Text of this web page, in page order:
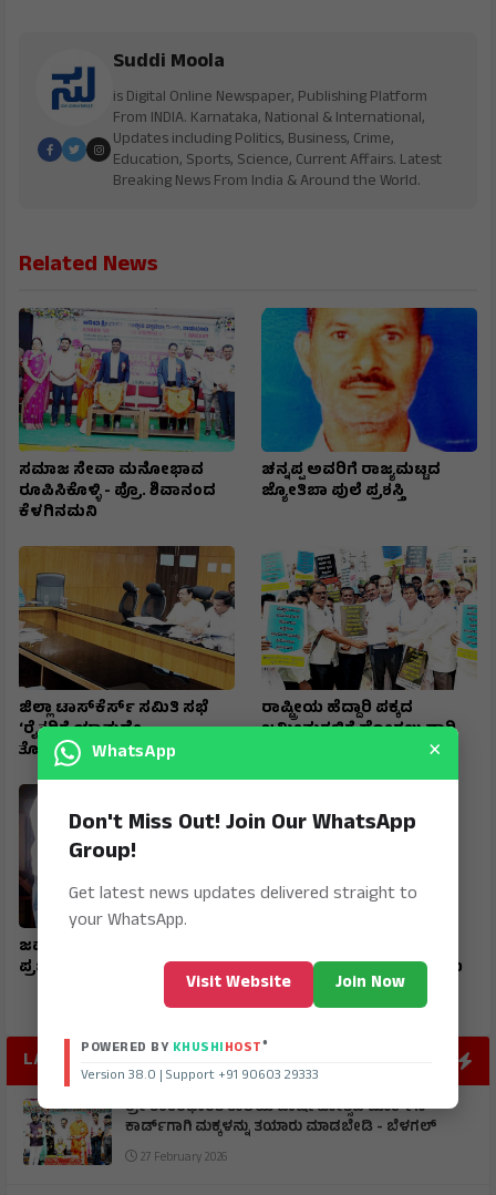
Suddi Moola
is Digital Online Newspaper, Publishing Platform
From INDIA. Karnataka, National & International,
Updates including Politics, Business, Crime,
Education, Sports, Science, Current Affairs. Latest
Breaking News From India & Around the World.
Related News
ಸಮಾಜ ಸೇವಾ ಮನೋಭಾವ
ರೂಪಿಸಿಕೊಳ್ಳಿ - ಪ್ರೊ. ಶಿವಾನಂದ
ಕೆಳಗಿನಮನಿ
ಚನ್ನಪ್ಪ ಅವರಿಗೆ ರಾಜ್ಯಮಟ್ಟದ
ಜ್ಯೋತಿಬಾ ಪುಲೆ ಪ್ರಶಸ್ತಿ
ಜಿಲ್ಲಾ ಟಾಸ್‌‌ಕೆರ್ಸ್ ಸಮಿತಿ ಸಭೆ
‘ರೈತರಿಗೆ ಯಾವುದೇ
ತೊಂದರೆಯಾಗದಂತೆ ನೋಡಿಕೊಳ್ಳಿ’
ರಾಷ್ಟ್ರೀಯ ಹೆದ್ದಾರಿ ಪಕ್ಕದ
ಜಮೀನುಗಳಿಗೆ ಹೋಗಲು ದಾರಿ
ಜವಾಹರ ನವೋದಯ ವಿದ್ಯಾರ್ಥಿ
ಪ್ರಜ್ವಲ್ ರಾಜ್ಯಕ್ಕೆ ಪ್ರಥಮ
ಪೊಲೀಸರ ಅಮಾನತ್ತು ಮಾಡಲು
ಒತ್ತಾಯ
LATEST POST
ಶ್ರೀ ಶಂಕರಭಾರತಿ ಶಾಲೆಯ ವಾರ್ಷಿಕೋತ್ಸವ ಮಾರ್ಕ್‌ಸ್‌
ಕಾರ್ಡ್‌ಗಾಗಿ ಮಕ್ಕಳನ್ನು ತಯಾರು ಮಾಡಬೇಡಿ - ಬೆಳಗಲ್
27 February 2026
WhatsApp ×
Don't Miss Out! Join Our WhatsApp
Group!
Get latest news updates delivered straight to
your WhatsApp.
Visit Website Join Now
POWERED BY KHUSHIHOST®
Version 38.0 | Support +91 90603 29333